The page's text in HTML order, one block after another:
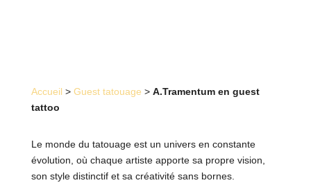
Accueil > Guest tatouage > A.Tramentum en guest
tattoo
Le monde du tatouage est un univers en constante
évolution, où chaque artiste apporte sa propre vision,
son style distinctif et sa créativité sans bornes.